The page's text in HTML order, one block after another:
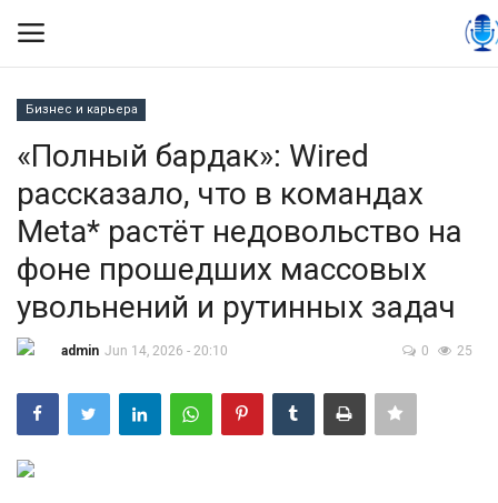
Контакты
Правила размещения
Политика
Технологии
Спорт
Бизнес и карьера
«Полный бардак»: Wired
рассказало, что в командах
Meta* растёт недовольство на
фоне прошедших массовых
увольнений и рутинных задач
admin Jun 14, 2026 - 20:10 0 25